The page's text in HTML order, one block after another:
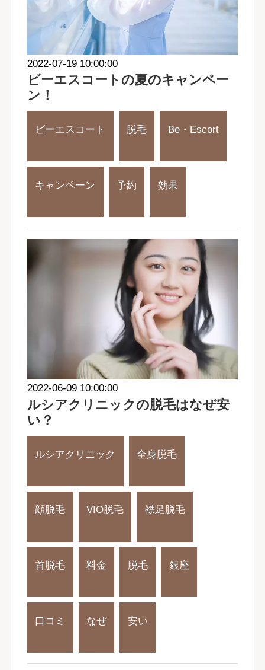
2022-07-19 10:00:00
ビーエスコートの夏のキャンペー
ン！
ビーエスコート 脱毛 Be・Escort
キャンペーン 予約 効果
2022-06-09 10:00:00
ルシアクリニックの脱毛はなぜ安
い？
ルシアクリニック 全身脱毛
顔脱毛 VIO脱毛 襟足脱毛
首脱毛 料金 脱毛 銀座
口コミ なぜ 安い